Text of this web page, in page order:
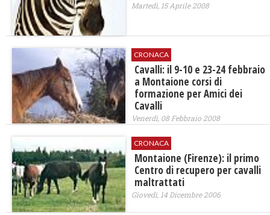
Martedì, 15 Aprile 2008
CRONACA
Cavalli: il 9-10 e 23-24 febbraio
a Montaione corsi di
formazione per Amici dei
Cavalli
Venerdì, 08 Febbraio 2008
CRONACA
Montaione (Firenze): il primo
Centro di recupero per cavalli
maltrattati
Giovedì, 14 Dicembre 2006